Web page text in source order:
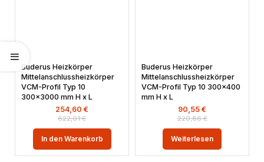
Buderus Heizkörper
Mittelanschlussheizkörper
VCM-Profil Typ 10
300×3000 mm H x L
622,01€
254,60 €
In den Warenkorb
Buderus Heizkörper
Mittelanschlussheizkörper
VCM-Profil Typ 10 300×400
mm H x L
220,86€
90,55 €
Weiterlesen